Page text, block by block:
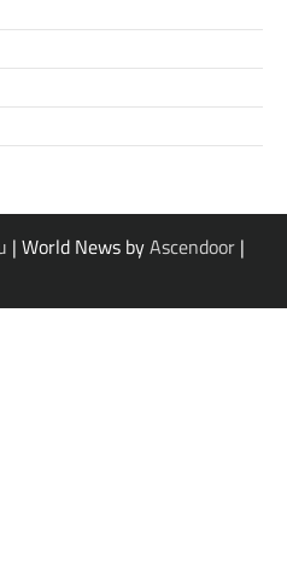
| World News byAscendoor |